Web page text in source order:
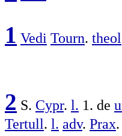
1 Vedi Tourn. theol
2 S. Cypr. l. 1. de
Tertull. l. adv. Prax